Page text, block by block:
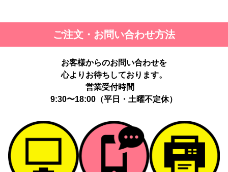
ご注文・お問い合わせ方法
お客様からのお問い合わせを
心よりお待ちしております。
営業受付時間
9:30〜18:00（平日・土曜不定休）